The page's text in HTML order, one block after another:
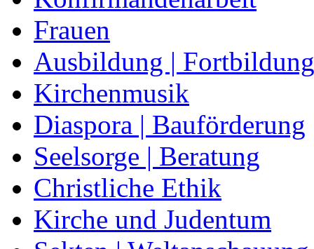
Frauen
Ausbildung | Fortbildung
Kirchenmusik
Diaspora | Bauförderung
Seelsorge | Beratung
Christliche Ethik
Kirche und Judentum